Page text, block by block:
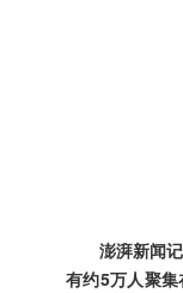
澎湃新闻
有约5万人聚